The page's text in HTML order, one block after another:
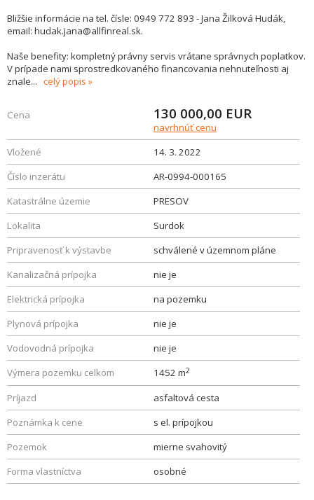
Bližšie informácie na tel. čísle: 0949 772 893 - Jana Žilková Hudák,
email: hudak.jana@allfinreal.sk.
Naše benefity: kompletný právny servis vrátane správnych poplatkov.
V prípade nami sprostredkovaného financovania nehnuteľnosti aj
znale... celý popis
Cena 130 000,00 EUR
navrhnúť cenu
Vložené
14. 3. 2022
Číslo inzerátu
AR-0994-000165
Katastrálne územie
PRESOV
Lokalita
Surdok
Pripravenosť k výstavbe
schválené v územnom pláne
Kanalizačná prípojka
nie je
Elektrická prípojka
na pozemku
Plynová prípojka
nie je
Vodovodná prípojka
nie je
Výmera pozemku celkom
1452 m2
Príjazd
asfaltová cesta
Poznámka k cene
s el. prípojkou
Pozemok
mierne svahovitý
Forma vlastníctva
osobné